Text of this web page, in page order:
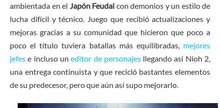
ambientada en el Japón Feudal con demonios y un estilo de
lucha difícil y técnico. Juego que recibió actualizaciones y
mejoras gracias a su comunidad que hicieron que poco a
poco el título tuviera batallas más equilibradas, mejores
jefes e incluso uneditor de personajesllegando así Nioh 2,
una entrega continuista y que recicló bastantes elementos
de su predecesor, pero que aún así supo mejorarlo.